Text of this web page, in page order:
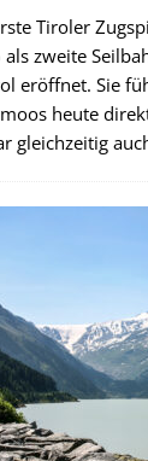
Tiroler
als zweite
eröffnet. Sie
heute
gleichzeitig